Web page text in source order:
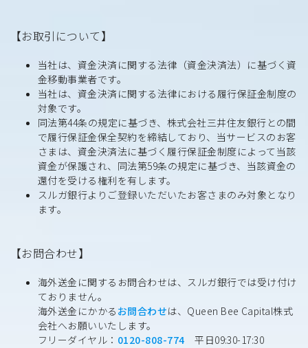
【お取引について】
当社は、資金決済に関する法律（資金決済法）に基づく資
金移動事業者です。
当社は、資金決済に関する法律における履行保証金制度の
対象です。
同法第44条の規定に基づき、株式会社三井住友銀行との間
で履行保証金保全契約を締結しており、当サービスのお客
さまは、資金決済法に基づく履行保証金制度によって当該
資金が保護され、同法第59条の規定に基づき、当該資金の
還付を受ける権利を有します。
スルガ銀行よりご登録いただいたお客さまのみ対象となり
ます。
【お問合わせ】
海外送金に関するお問合わせは、スルガ銀行では受け付け
ておりません。
海外送金にかかる お問合わせは、Queen Bee Capital株式
会社へお願いいたします。
フリーダイヤル： 0120-808-774 平日09:30-17:30